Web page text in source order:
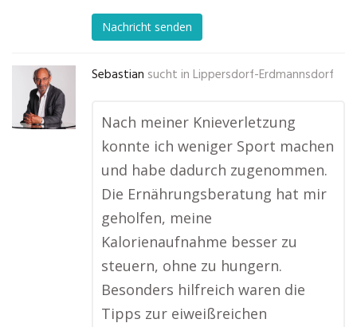
Nachricht senden
Sebastian sucht in Lippersdorf-Erdmannsdorf
Nach meiner Knieverletzung
konnte ich weniger Sport machen
und habe dadurch zugenommen.
Die Ernährungsberatung hat mir
geholfen, meine
Kalorienaufnahme besser zu
steuern, ohne zu hungern.
Besonders hilfreich waren die
Tipps zur eiweißreichen